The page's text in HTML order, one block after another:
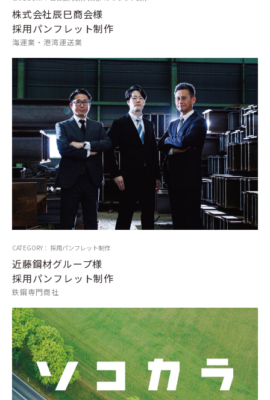
株式会社辰巳商会様
採用パンフレット制作
海運業・港湾運送業
CATEGORY： 採用パンフレット制作
近藤鋼材グループ様
採用パンフレット制作
鉄鋼専門商社